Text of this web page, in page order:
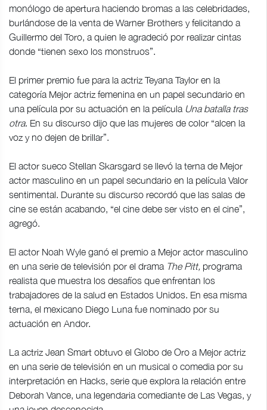
monólogo de apertura haciendo bromas a las celebridades,
burlándose de la venta de Warner Brothers y felicitando a
Guillermo del Toro, a quien le agradeció por realizar cintas
donde “tienen sexo los monstruos”.
El primer premio fue para la actriz Teyana Taylor en la
categoría Mejor actriz femenina en un papel secundario en
una película por su actuación en la película Una batalla tras
otra. En su discurso dijo que las mujeres de color “alcen la
voz y no dejen de brillar”.
El actor sueco Stellan Skarsgard se llevó la terna de Mejor
actor masculino en un papel secundario en la película Valor
sentimental. Durante su discurso recordó que las salas de
cine se están acabando, “el cine debe ser visto en el cine”,
agregó.
El actor Noah Wyle ganó el premio a Mejor actor masculino
en una serie de televisión por el drama The Pitt, programa
realista que muestra los desafíos que enfrentan los
trabajadores de la salud en Estados Unidos. En esa misma
terna, el mexicano Diego Luna fue nominado por su
actuación en Andor.
La actriz Jean Smart obtuvo el Globo de Oro a Mejor actriz
en una serie de televisión en un musical o comedia por su
interpretación en Hacks, serie que explora la relación entre
Deborah Vance, una legendaria comediante de Las Vegas, y